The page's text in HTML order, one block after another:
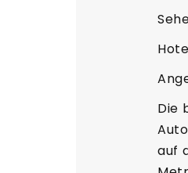
Die
auf